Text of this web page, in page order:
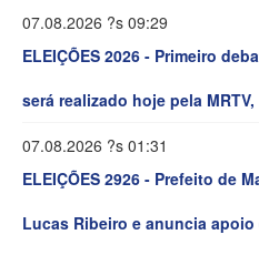
07.08.2026 ?s 09:29
ELEIÇÕES 2026 - Primeiro
será realizado hoje pela
07.08.2026 ?s 01:31
ELEIÇÕES 2926 - Prefeito de
Lucas Ribeiro e anuncia